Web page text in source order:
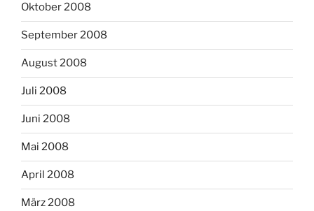
Oktober 2008
September 2008
August 2008
Juli 2008
Juni 2008
Mai 2008
April 2008
März 2008